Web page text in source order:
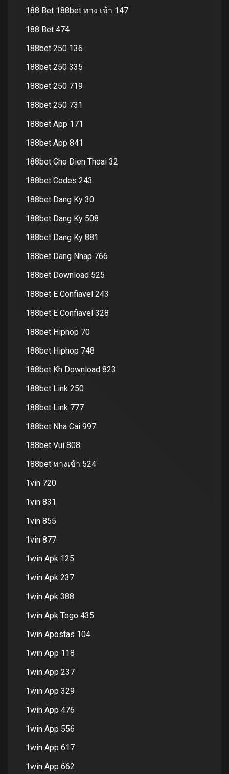
188 Bet 188bet ทาง เข้า 147
188 Bet 474
188bet 250 136
188bet 250 335
188bet 250 719
188bet 250 731
188bet App 171
188bet App 841
188bet Cho Dien Thoai 32
188bet Codes 243
188bet Dang Ky 30
188bet Dang Ky 508
188bet Dang Ky 881
188bet Dang Nhap 766
188bet Download 525
188bet E Confiavel 243
188bet E Confiavel 328
188bet Hiphop 70
188bet Hiphop 748
188bet Kh Download 823
188bet Link 250
188bet Link 777
188bet Nha Cai 997
188bet Vui 808
188bet ทางเข้า 524
1vin 720
1vin 831
1vin 855
1vin 877
1win Apk 125
1win Apk 237
1win Apk 388
1win Apk Togo 435
1win Apostas 104
1win App 118
1win App 237
1win App 329
1win App 476
1win App 556
1win App 617
1win App 662